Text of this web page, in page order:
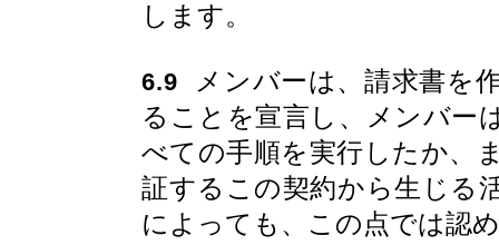
します。
6.9 メンバーは、請求書を
ることを宣言し、メンバー
べての手順を実行したか、
証するこの契約から生じる
によっても、この点では認